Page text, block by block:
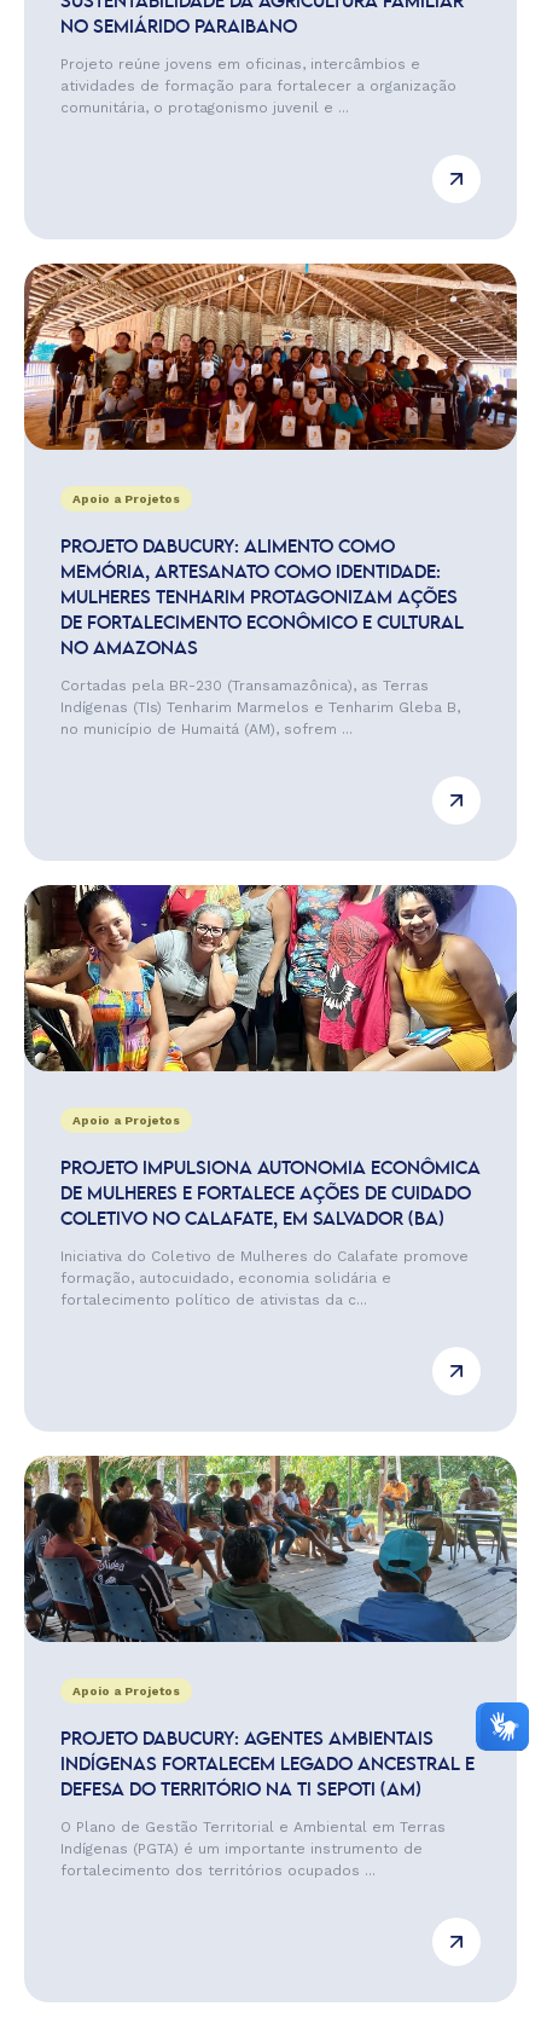
NO SEMIÁRIDO PARAIBANO
Projeto reúne jovens em oficinas, intercâmbios e
atividades de formação para fortalecer a organização
comunitária, o protagonismo juvenil e ...
Apoio a Projetos
PROJETO DABUCURY: ALIMENTO COMO
MEMÓRIA, ARTESANATO COMO IDENTIDADE:
MULHERES TENHARIM PROTAGONIZAM AÇÕES
DE FORTALECIMENTO ECONÔMICO E CULTURAL
NO AMAZONAS
Cortadas pela BR-230 (Transamazônica), as Terras
Indígenas (TIs) Tenharim Marmelos e Tenharim Gleba B,
no município de Humaitá (AM), sofrem ...
Apoio a Projetos
PROJETO IMPULSIONA AUTONOMIA ECONÔMICA
DE MULHERES E FORTALECE AÇÕES DE CUIDADO
COLETIVO NO CALAFATE, EM SALVADOR (BA)
Iniciativa do Coletivo de Mulheres do Calafate promove
formação, autocuidado, economia solidária e
fortalecimento político de ativistas da c...
Apoio a Projetos
PROJETO DABUCURY: AGENTES AMBIENTAIS
INDÍGENAS FORTALECEM LEGADO ANCESTRAL E
DEFESA DO TERRITÓRIO NA TI SEPOTI (AM)
O Plano de Gestão Territorial e Ambiental em Terras
Indígenas (PGTA) é um importante instrumento de
fortalecimento dos territórios ocupados ...